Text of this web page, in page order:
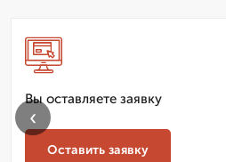
Вы оставляете заявку
Оставить заявку
‹